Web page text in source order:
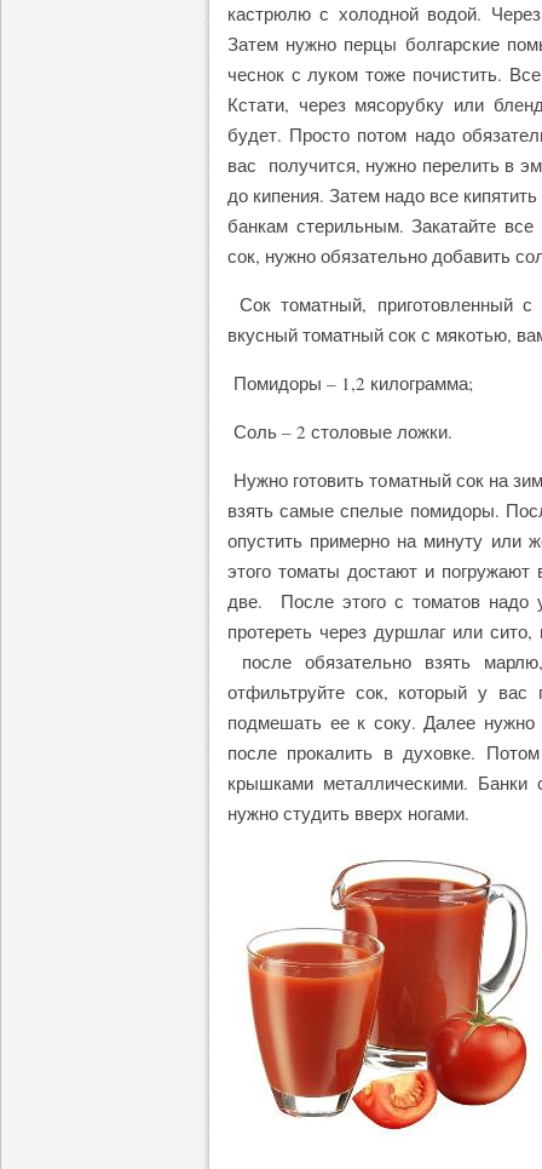
кастрюлю с холодной водой.
Затем нужно перцы болгарские
чеснок с луком тоже почистить.
Кстати, через мясорубку или
будет. Просто потом надо
вас получится, нужно перелить в
до кипения. Затем надо все
банкам стерильным. Закатайте
сок, нужно обязательно добавить
Сок томатный, приготовленный
вкусный томатный сок с мякотью,
Помидоры – 1,2 килограмма;
Соль – 2 столовые ложки.
Нужно готовить томатный сок на
взять самые спелые помидоры.
опустить примерно на минуту или
этого томаты достают и
две. После этого с томатов надо
протереть через дуршлаг или
после обязательно взять
отфильтруйте сок, который у
подмешать ее к соку. Далее
после прокалить в духовке.
крышками металлическими. Банки
нужно студить вверх ногами.